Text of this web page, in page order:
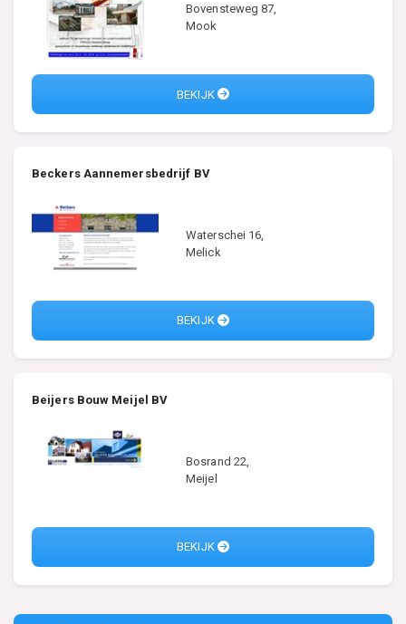
Bovensteweg 87,
Mook
BEKIJK
Beckers Aannemersbedrijf BV
Waterschei 16,
Melick
BEKIJK
Beijers Bouw Meijel BV
Bosrand 22,
Meijel
BEKIJK